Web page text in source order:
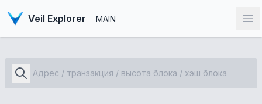
Veil Explorer MAIN